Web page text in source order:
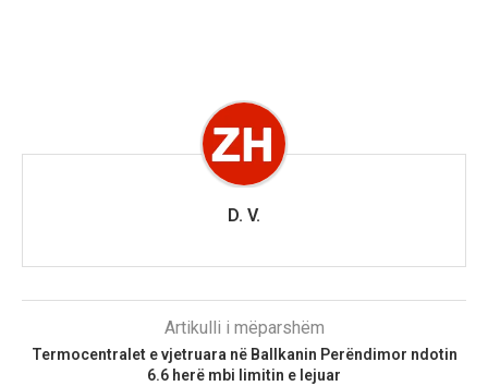
D. V.
Artikulli i mëparshëm
Termocentralet e vjetruara në Ballkanin Perëndimor ndotin
6.6 herë mbi limitin e lejuar